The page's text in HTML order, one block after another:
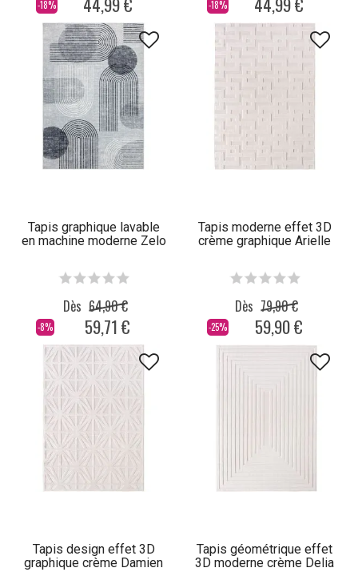
-18% -18%
Tapis graphique lavable
en machine moderne Zelo
-8%
Dès 64,90 €
59,71 €
Tapis moderne effet 3D
crème graphique Arielle
-25%
Dès 79,90 €
59,90 €
Tapis design effet 3D
graphique crème Damien
Tapis géométrique effet
3D moderne crème Delia